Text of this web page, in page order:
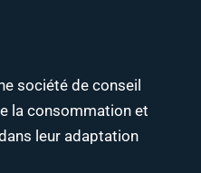
société de conseil
la consommation et
leur adaptation